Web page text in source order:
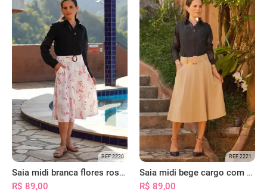
REF 2220
Saia midi branca flores rosas com bolsos
R$ 89,00
REF 2221
Saia midi bege cargo com bolsos
R$ 89,00